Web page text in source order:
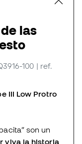
las
100 | ref.
III Low Protro
son un
viva la historia